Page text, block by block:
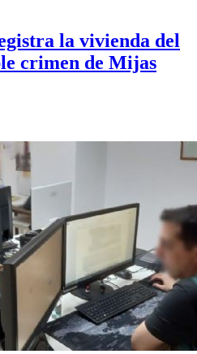
la vivienda del
crimen de Mijas